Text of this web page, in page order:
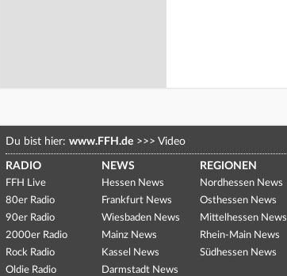
Du bist hier: www.FFH.de >>> Video
RADIO
FFH Live
80er Radio
90er Radio
2000er Radio
Rock Radio
Oldie Radio
NEWS
Hessen News
Frankfurt News
Wiesbaden News
Mainz News
Kassel News
Darmstadt News
REGIONEN
Nordhessen News
Osthessen News
Mittelhessen News
Rhein-Main News
Südhessen News